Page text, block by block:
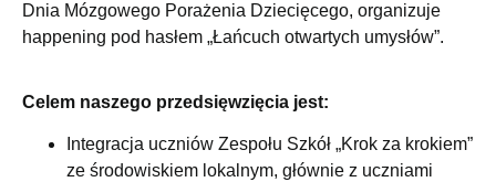
Dnia Mózgowego Porażenia Dziecięcego, organizuje
happening pod hasłem „Łańcuch otwartych umysłów”.
Celem naszego przedsięwzięcia jest:
Integracja uczniów Zespołu Szkół „Krok za krokiem”
ze środowiskiem lokalnym, głównie z uczniami